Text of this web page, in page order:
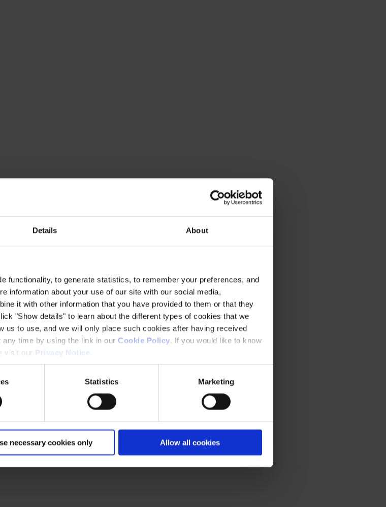
Details About
functionality, to generate statistics, to remember your preferences, and
information about your use of our site with our social media,
it with other information that you have provided to them or that they
"Show details" to learn about the different types of cookies that we
us to use, and we will only place such cookies after having received
time by using the link in our Cookie Policy. If you would like to know
visit our Privacy Notice
Statistics Marketing
necessary cookies only Allow all cookies